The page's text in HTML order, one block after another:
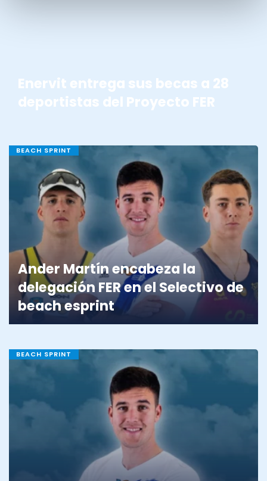
Enervit entrega sus becas a 28
deportistas del Proyecto FER
BEACH SPRINT
Ander Martín encabeza la
delegación FER en el Selectivo de
beach esprint
BEACH SPRINT